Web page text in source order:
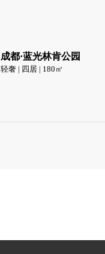
成都·蓝光林肯公园
轻奢 | 四居 | 180㎡